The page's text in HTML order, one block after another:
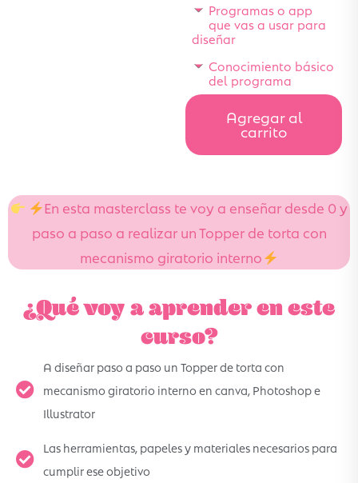
Programas o app
que vas a usar para
diseñar
Conocimiento básico
del programa
Agregar al
carrito
En esta masterclass te voy a enseñar desde 0 y
paso a paso a realizar un Topper de torta con
mecanismo giratorio interno
¿Qué voy a aprender en este
curso?
A diseñar paso a paso un Topper de torta con
mecanismo giratorio interno en canva, Photoshop e
Illustrator
Las herramientas, papeles y materiales necesarios para
cumplir ese objetivo